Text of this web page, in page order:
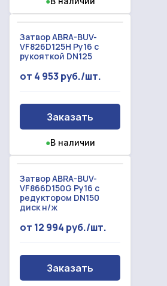
Затвор ABRA-BUV-
VF826D125H Ру16 с
рукояткой DN125
от 4 953 руб./шт.
Заказать
●В наличии
Затвор ABRA-BUV-
VF866D150G Ру16 с
редуктором DN150
диск н/ж
от 12 994 руб./шт.
Заказать
Отправить
Даю согласие на
металлопрокат
Даю согласие наобработку
Форма
С вами свяжется наш
Форма не
Произошла